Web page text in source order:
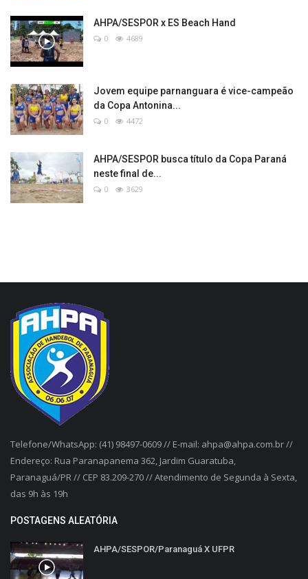
AHPA/SESPOR x ES Beach Hand
0 4689
Jovem equipe parnanguara é vice-campeão
da Copa Antonina...
0 4472
AHPA/SESPOR busca título da Copa Paraná
neste final de...
0 3629
Telefone/WhatsApp: (41) 98497-0609 // E-mail: ahpa@ahpa.com.br //
Endereço: Rua Paranapanema 362, Jardim Guaratuba,
Paranaguá/PR // CEP 83.209-270 // Atendimento de Segunda à Sexta,
das 9h às 19h
POSTAGENS ALEATÓRIA
AHPA/SESPOR/Paranaguá X UFPR